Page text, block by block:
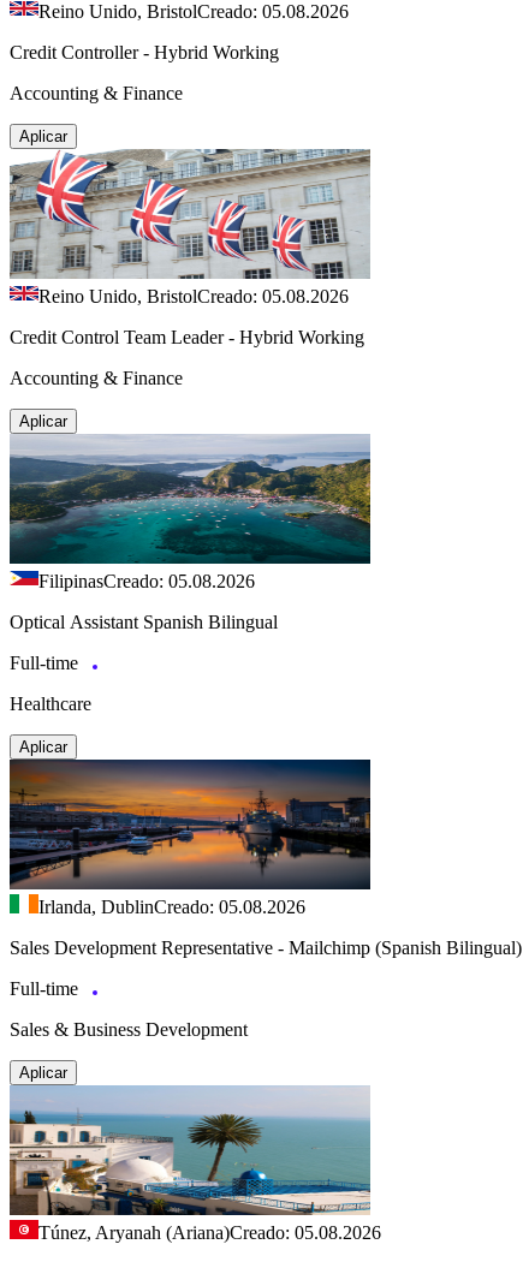
Reino Unido, BristolCreado: 05.08.2026
Credit Controller - Hybrid Working
Accounting & Finance
Aplicar
Reino Unido, BristolCreado: 05.08.2026
Credit Control Team Leader - Hybrid Working
Accounting & Finance
Aplicar
FilipinasCreado: 05.08.2026
Optical Assistant Spanish Bilingual
Full-time
Healthcare
Aplicar
Irlanda, DublinCreado: 05.08.2026
Sales Development Representative - Mailchimp (Spanish Bilingual)
Full-time
Sales & Business Development
Aplicar
Túnez, Aryanah (Ariana)Creado: 05.08.2026